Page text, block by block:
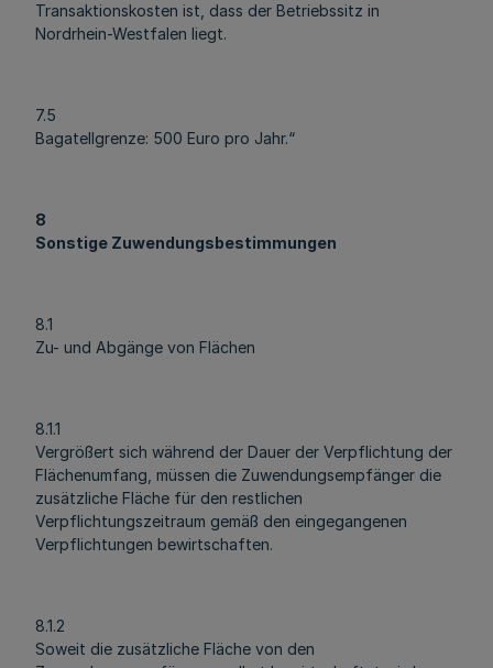
Transaktionskosten ist, dass der Betriebssitz in
Nordrhein-Westfalen liegt.
7.5
Bagatellgrenze: 500 Euro pro Jahr.“
8
Sonstige Zuwendungsbestimmungen
8.1
Zu- und Abgänge von Flächen
8.1.1
Vergrößert sich während der Dauer der Verpflichtung der
Flächenumfang, müssen die Zuwendungsempfänger die
zusätzliche Fläche für den restlichen
Verpflichtungszeitraum gemäß den eingegangenen
Verpflichtungen bewirtschaften.
8.1.2
Soweit die zusätzliche Fläche von den